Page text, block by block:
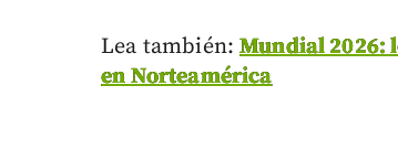
Lea también:Mundial 2026:
en Norteamérica